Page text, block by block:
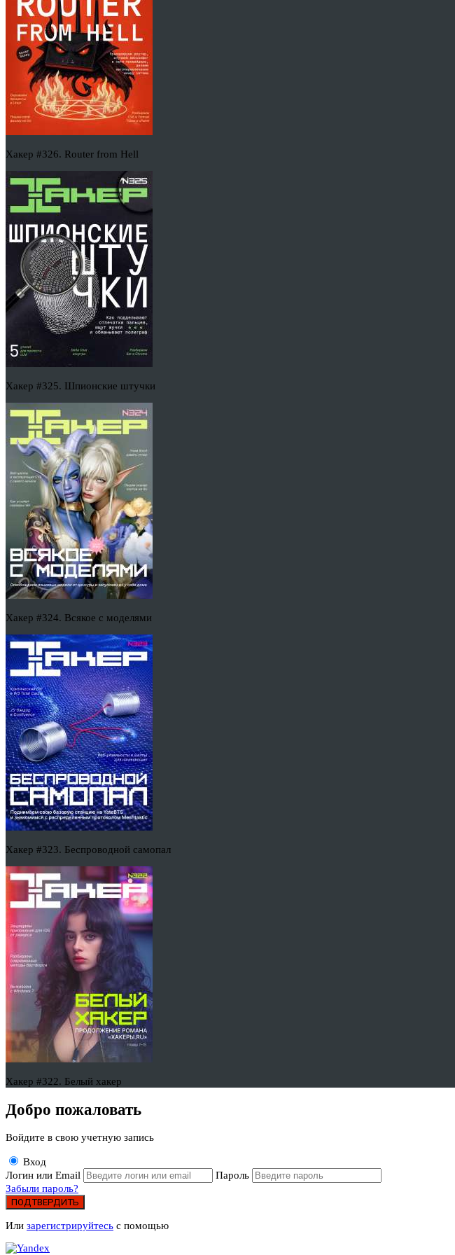
Хакер #326. Router from Hell
Хакер #325. Шпионские штучки
Хакер #324. Всякое с моделями
Хакер #323. Беспроводной самопал
Хакер #322. Белый хакер
Добро пожаловать
Войдите в свою учетную запись
Вход
Логин или Email
Пароль
Забыли пароль?
ПОДТВЕРДИТЬ
Или зарегистрируйтесь с помощью